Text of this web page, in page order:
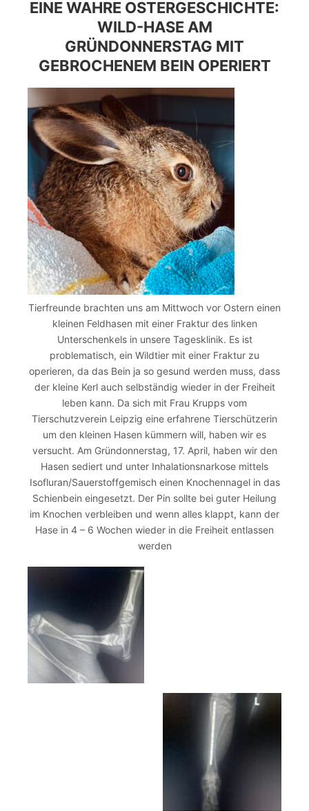
EINE WAHRE OSTERGESCHICHTE:
WILD-HASE AM
GRÜNDONNERSTAG MIT
GEBROCHENEM BEIN OPERIERT
Tierfreunde brachten uns am Mittwoch vor Ostern einen
kleinen Feldhasen mit einer Fraktur des linken
Unterschenkels in unsere Tagesklinik. Es ist
problematisch, ein Wildtier mit einer Fraktur zu
operieren, da das Bein ja so gesund werden muss, dass
der kleine Kerl auch selbständig wieder in der Freiheit
leben kann. Da sich mit Frau Krupps vom
Tierschutzverein Leipzig eine erfahrene Tierschützerin
um den kleinen Hasen kümmern will, haben wir es
versucht. Am Gründonnerstag, 17. April, haben wir den
Hasen sediert und unter Inhalationsnarkose mittels
Isofluran/Sauerstoffgemisch einen Knochennagel in das
Schienbein eingesetzt. Der Pin sollte bei guter Heilung
im Knochen verbleiben und wenn alles klappt, kann der
Hase in 4 – 6 Wochen wieder in die Freiheit entlassen
werden